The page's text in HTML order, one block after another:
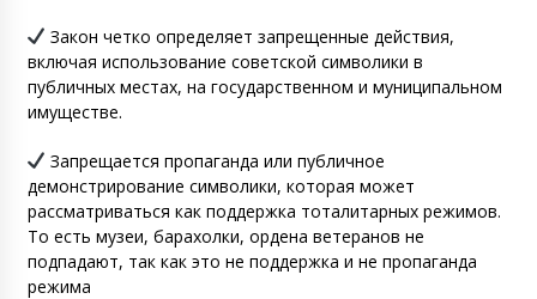
Закон четко определяет запрещенные действия,
включая использование советской символики в
публичных местах, на государственном и муниципальном
имуществе.
Запрещается пропаганда или публичное
демонстрирование символики, которая может
рассматриваться как поддержка тоталитарных режимов.
То есть музеи, барахолки, ордена ветеранов не
подпадают, так как это не поддержка и не пропаганда
режима